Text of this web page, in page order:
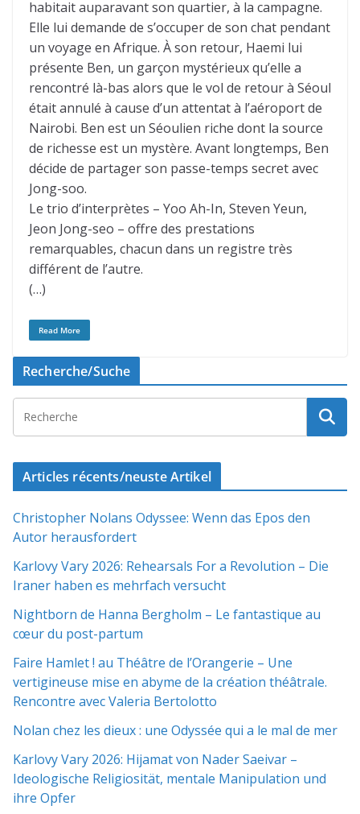
habitait auparavant son quartier, à la campagne.
Elle lui demande de s’occuper de son chat pendant
un voyage en Afrique. À son retour, Haemi lui
présente Ben, un garçon mystérieux qu’elle a
rencontré là-bas alors que le vol de retour à Séoul
était annulé à cause d’un attentat à l’aéroport de
Nairobi. Ben est un Séoulien riche dont la source
de richesse est un mystère. Avant longtemps, Ben
décide de partager son passe-temps secret avec
Jong-soo.
Le trio d’interprètes – Yoo Ah-In, Steven Yeun,
Jeon Jong-seo – offre des prestations
remarquables, chacun dans un registre très
différent de l’autre.
(…)
Read More
Recherche/Suche
Articles récents/neuste Artikel
Christopher Nolans Odyssee: Wenn das Epos den
Autor herausfordert
Karlovy Vary 2026: Rehearsals For a Revolution – Die
Iraner haben es mehrfach versucht
Nightborn de Hanna Bergholm – Le fantastique au
cœur du post-partum
Faire Hamlet ! au Théâtre de l’Orangerie – Une
vertigineuse mise en abyme de la création théâtrale.
Rencontre avec Valeria Bertolotto
Nolan chez les dieux : une Odyssée qui a le mal de mer
Karlovy Vary 2026: Hijamat von Nader Saeivar​​ –
Ideologische Religiosität, mentale Manipulation und
ihre Opfer